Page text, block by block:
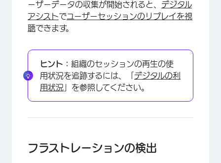
ーザーデータの収集が開始されると、 デジタル
アシストでユーザーセッションのリプレイを視
聴できます。
ヒント： 組織のセッションの再生の使
用状況を追跡するには、「 デジタルの利
用状況 」を参照してください。
フラストレーションの検出